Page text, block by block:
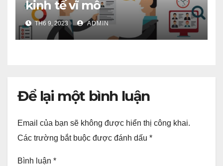
kinh tế vĩ mô
TH6 9, 2023 ADMIN
Để lại một bình luận
Email của bạn sẽ không được hiển thị công khai.
Các trường bắt buộc được đánh dấu *
Bình luận *